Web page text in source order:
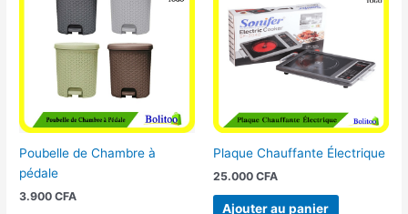
Poubelle de Chambre à
pédale
3.900CFA
Plaque Chauffante Électrique
25.000 CFA
Ajouter au panier